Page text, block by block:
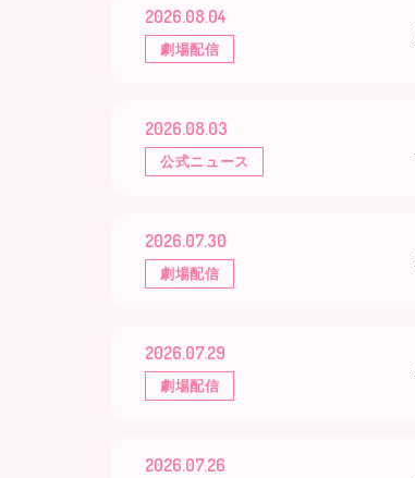
2026.08.04
劇場配信
2026.08.03
公式ニュース
2026.07.30
劇場配信
2026.07.29
劇場配信
2026.07.26